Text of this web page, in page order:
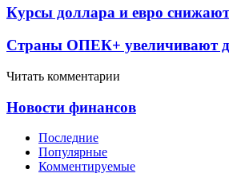
Курсы доллара и евро
Страны ОПЕК+ увеличивают
Читать комментарии
Новости финансов
Последние
Популярные
Комментируемые